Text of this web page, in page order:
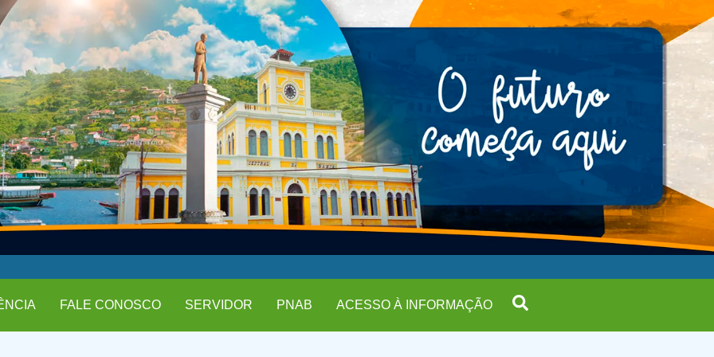
FALE CONOSCO SERVIDOR PNAB ACESSO À INFORMAÇÃO